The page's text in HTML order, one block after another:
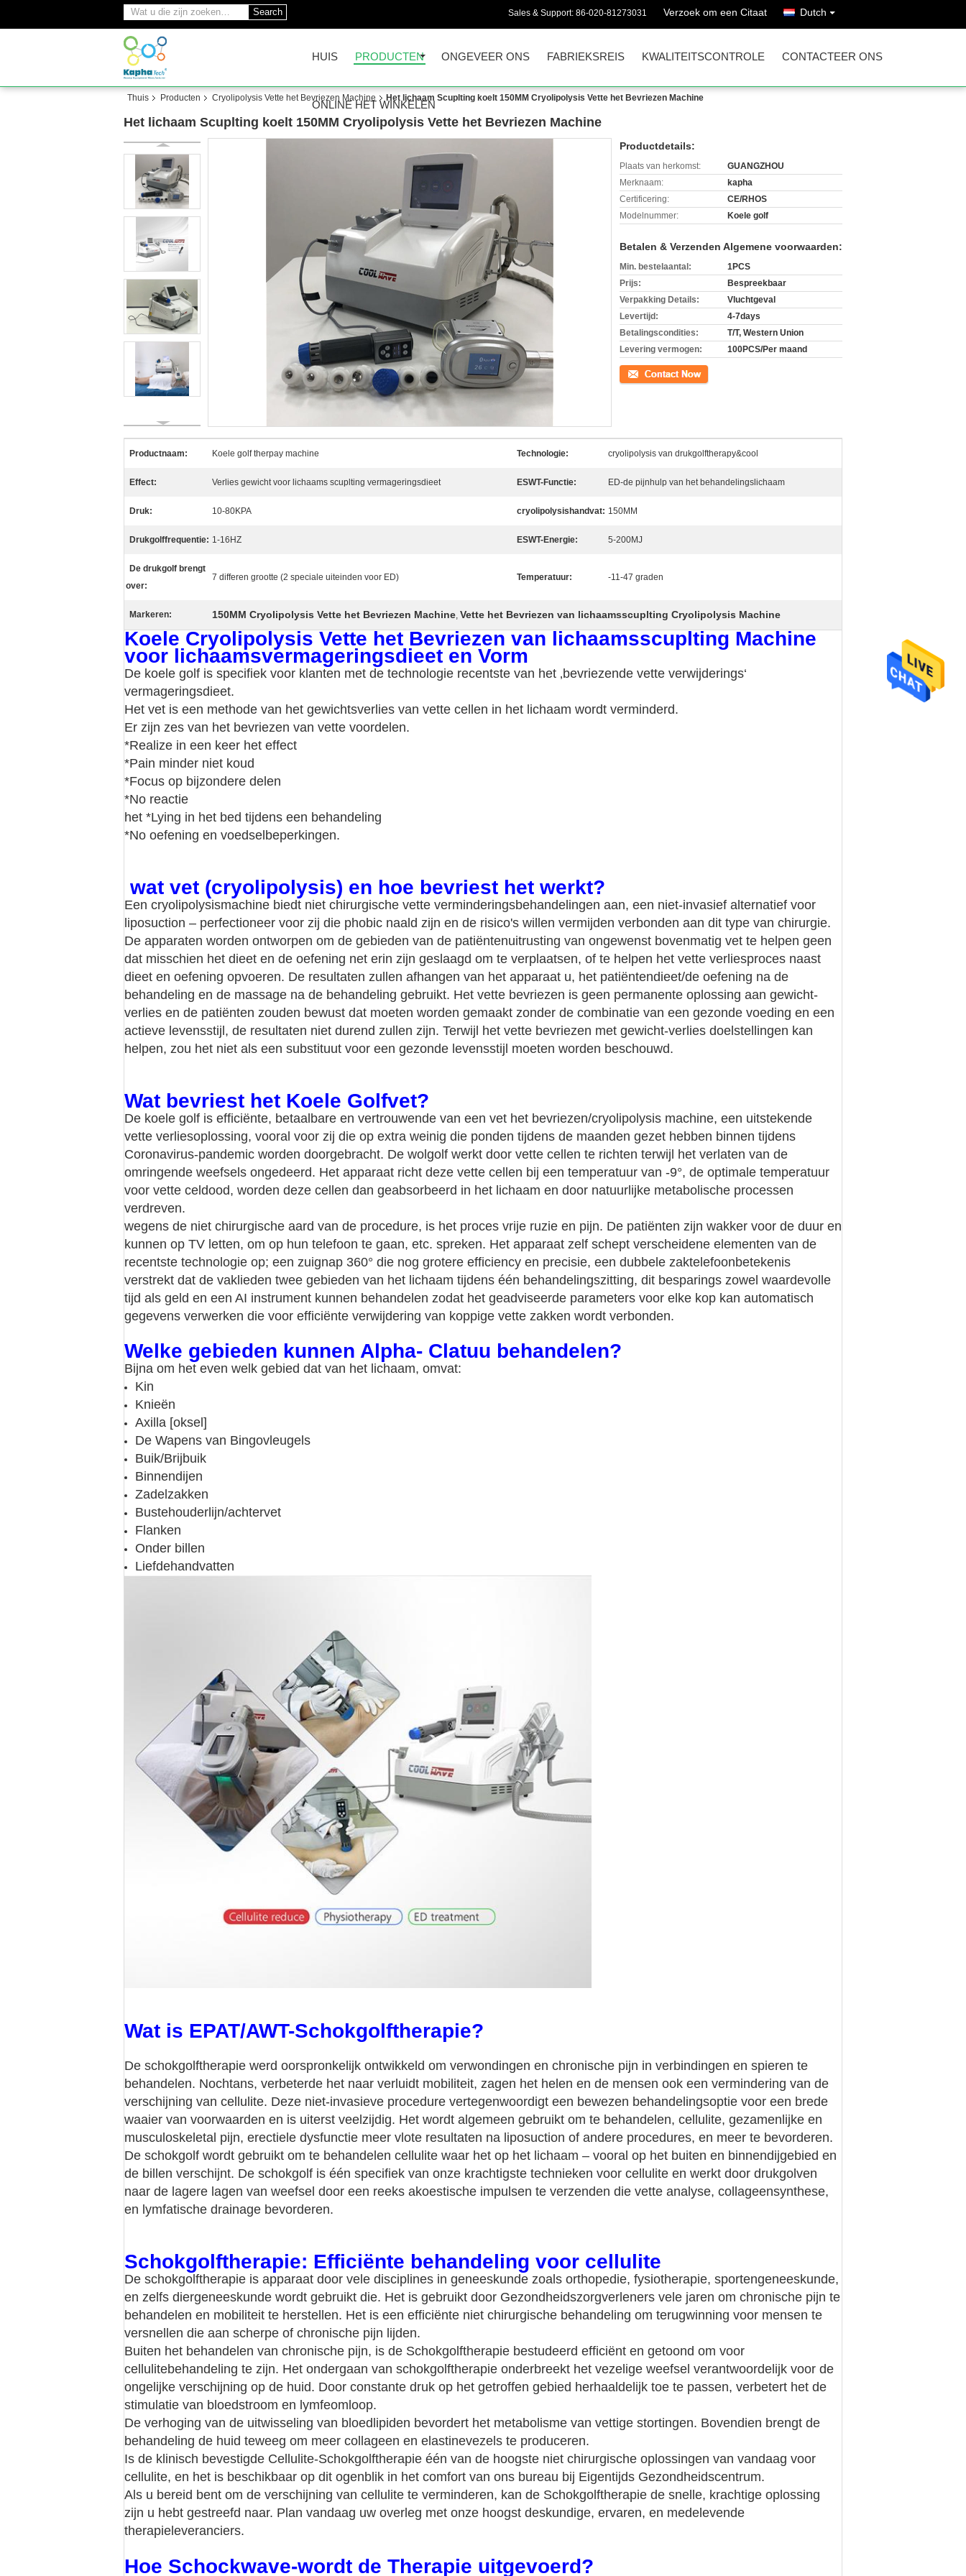
Search Sales & Support: 86-020-81273031 Verzoek om een Citaat Dutch
HUIS PRODUCTEN ONGEVEER ONS FABRIEKSREIS KWALITEITSCONTROLE CONTACTEER ONS
ONLINE HET WINKELEN
Thuis Producten Cryolipolysis Vette het Bevriezen Machine Het lichaam Scuplting koelt 150MM Cryolipolysis Vette het Bevriezen Machine
Het lichaam Scuplting koelt 150MM Cryolipolysis Vette het Bevriezen Machine
Productdetails:
Plaats van herkomst:
GUANGZHOU
Merknaam:
kapha
Certificering:
CE/RHOS
Modelnummer:
Koele golf
Betalen & Verzenden Algemene voorwaarden:
Min. bestelaantal:
1PCS
Prijs:
Bespreekbaar
Verpakking Details:
Vluchtgeval
Levertijd:
4-7days
Betalingscondities:
T/T, Western Union
Levering vermogen:
100PCS/Per maand
Contact
Productnaam: Koele golf therpay machine Technologie: cryolipolysis van drukgolftherapy&cool
Effect: Verlies gewicht voor lichaams scuplting vermageringsdieet ESWT-Functie: ED-de pijnhulp van het behandelingslichaam
Druk: 10-80KPA cryolipolysishandvat: 150MM
Drukgolffrequentie: 1-16HZ ESWT-Energie: 5-200MJ
De drukgolf brengt
over:
7 differen grootte (2 speciale uiteinden voor ED) Temperatuur: -11-47 graden
Markeren: 150MM Cryolipolysis Vette het Bevriezen Machine, Vette het Bevriezen van lichaamsscuplting Cryolipolysis Machine
Koele Cryolipolysis Vette het Bevriezen van lichaamsscuplting Machine
voor lichaamsvermageringsdieet en Vorm
De koele golf is specifiek voor klanten met de technologie recentste van het ‚bevriezende vette verwijderings‘
vermageringsdieet.
Het vet is een methode van het gewichtsverlies van vette cellen in het lichaam wordt verminderd.
Er zijn zes van het bevriezen van vette voordelen.
*Realize in een keer het effect
*Pain minder niet koud
*Focus op bijzondere delen
*No reactie
het *Lying in het bed tijdens een behandeling
*No oefening en voedselbeperkingen.
wat vet (cryolipolysis) en hoe bevriest het werkt?
Een cryolipolysismachine biedt niet chirurgische vette verminderingsbehandelingen aan, een niet-invasief alternatief voor
liposuction – perfectioneer voor zij die phobic naald zijn en de risico's willen vermijden verbonden aan dit type van chirurgie.
De apparaten worden ontworpen om de gebieden van de patiëntenuitrusting van ongewenst bovenmatig vet te helpen geen
dat misschien het dieet en de oefening net erin zijn geslaagd om te verplaatsen, of te helpen het vette verliesproces naast
dieet en oefening opvoeren. De resultaten zullen afhangen van het apparaat u, het patiëntendieet/de oefening na de
behandeling en de massage na de behandeling gebruikt. Het vette bevriezen is geen permanente oplossing aan gewicht-
verlies en de patiënten zouden bewust dat moeten worden gemaakt zonder de combinatie van een gezonde voeding en een
actieve levensstijl, de resultaten niet durend zullen zijn. Terwijl het vette bevriezen met gewicht-verlies doelstellingen kan
helpen, zou het niet als een substituut voor een gezonde levensstijl moeten worden beschouwd.
Wat bevriest het Koele Golfvet?
De koele golf is efficiënte, betaalbare en vertrouwende van een vet het bevriezen/cryolipolysis machine, een uitstekende
vette verliesoplossing, vooral voor zij die op extra weinig die ponden tijdens de maanden gezet hebben binnen tijdens
Coronavirus-pandemic worden doorgebracht. De wolgolf werkt door vette cellen te richten terwijl het verlaten van de
omringende weefsels ongedeerd. Het apparaat richt deze vette cellen bij een temperatuur van -9°, de optimale temperatuur
voor vette celdood, worden deze cellen dan geabsorbeerd in het lichaam en door natuurlijke metabolische processen
verdreven.
wegens de niet chirurgische aard van de procedure, is het proces vrije ruzie en pijn. De patiënten zijn wakker voor de duur en
kunnen op TV letten, om op hun telefoon te gaan, etc. spreken. Het apparaat zelf schept verscheidene elementen van de
recentste technologie op; een zuignap 360° die nog grotere efficiency en precisie, een dubbele zaktelefoonbetekenis
verstrekt dat de vaklieden twee gebieden van het lichaam tijdens één behandelingszitting, dit besparings zowel waardevolle
tijd als geld en een AI instrument kunnen behandelen zodat het geadviseerde parameters voor elke kop kan automatisch
gegevens verwerken die voor efficiënte verwijdering van koppige vette zakken wordt verbonden.
Welke gebieden kunnen Alpha- Clatuu behandelen?
Bijna om het even welk gebied dat van het lichaam, omvat:
Kin
Knieën
Axilla [oksel]
De Wapens van Bingovleugels
Buik/Brijbuik
Binnendijen
Zadelzakken
Bustehouderlijn/achtervet
Flanken
Onder billen
Liefdehandvatten
Wat is EPAT/AWT-Schokgolftherapie?
De schokgolftherapie werd oorspronkelijk ontwikkeld om verwondingen en chronische pijn in verbindingen en spieren te
behandelen. Nochtans, verbeterde het naar verluidt mobiliteit, zagen het helen en de mensen ook een vermindering van de
verschijning van cellulite. Deze niet-invasieve procedure vertegenwoordigt een bewezen behandelingsoptie voor een brede
waaier van voorwaarden en is uiterst veelzijdig. Het wordt algemeen gebruikt om te behandelen, cellulite, gezamenlijke en
musculoskeletal pijn, erectiele dysfunctie meer vlote resultaten na liposuction of andere procedures, en meer te bevorderen.
De schokgolf wordt gebruikt om te behandelen cellulite waar het op het lichaam – vooral op het buiten en binnendijgebied en
de billen verschijnt. De schokgolf is één specifiek van onze krachtigste technieken voor cellulite en werkt door drukgolven
naar de lagere lagen van weefsel door een reeks akoestische impulsen te verzenden die vette analyse, collageensynthese,
en lymfatische drainage bevorderen.
Schokgolftherapie: Efficiënte behandeling voor cellulite
De schokgolftherapie is apparaat door vele disciplines in geneeskunde zoals orthopedie, fysiotherapie, sportengeneeskunde,
en zelfs diergeneeskunde wordt gebruikt die. Het is gebruikt door Gezondheidszorgverleners vele jaren om chronische pijn te
behandelen en mobiliteit te herstellen. Het is een efficiënte niet chirurgische behandeling om terugwinning voor mensen te
versnellen die aan scherpe of chronische pijn lijden.
Buiten het behandelen van chronische pijn, is de Schokgolftherapie bestudeerd efficiënt en getoond om voor
cellulitebehandeling te zijn. Het ondergaan van schokgolftherapie onderbreekt het vezelige weefsel verantwoordelijk voor de
ongelijke verschijning op de huid. Door constante druk op het getroffen gebied herhaaldelijk toe te passen, verbetert het de
stimulatie van bloedstroom en lymfeomloop.
De verhoging van de uitwisseling van bloedlipiden bevordert het metabolisme van vettige stortingen. Bovendien brengt de
behandeling de huid teweeg om meer collageen en elastinevezels te produceren.
Is de klinisch bevestigde Cellulite-Schokgolftherapie één van de hoogste niet chirurgische oplossingen van vandaag voor
cellulite, en het is beschikbaar op dit ogenblik in het comfort van ons bureau bij Eigentijds Gezondheidscentrum.
Als u bereid bent om de verschijning van cellulite te verminderen, kan de Schokgolftherapie de snelle, krachtige oplossing
zijn u hebt gestreefd naar. Plan vandaag uw overleg met onze hoogst deskundige, ervaren, en medelevende
therapieleveranciers.
Hoe Schockwave-wordt de Therapie uitgevoerd?